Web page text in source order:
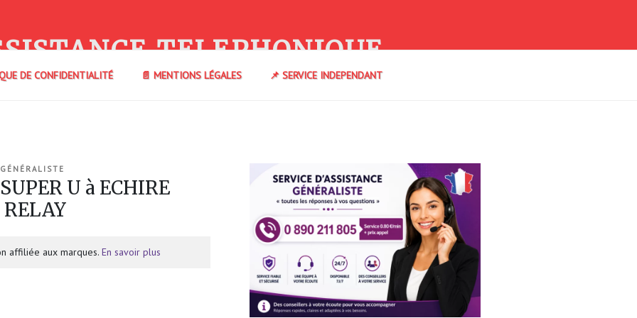
TELEPHONIQUE
DE CONFIDENTIALITÉ 📄 MENTIONS LÉGALES 📌 SERVICE INDEPENDANT
U à ECHIRE
affiliée aux marques. En savoir plus